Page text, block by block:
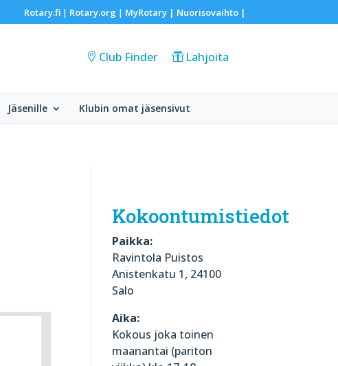
Rotary.fi| Rotary.org | MyRotary | Nuorisovaihto|
Club Finder Lahjoita
Jäsenille Klubin omat jäsensivut
Kokoontumistiedot
Paikka:
Ravintola Puistos
Anistenkatu 1, 24100
Salo
Aika:
Kokous joka toinen
maanantai (pariton